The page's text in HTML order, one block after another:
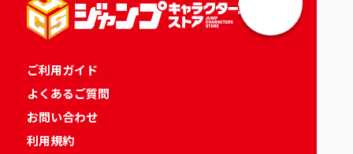
ご利用ガイド
よくあるご質問
お問い合わせ
利用規約